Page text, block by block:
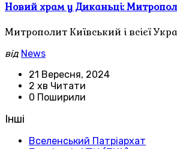
Новий храм у Диканьці:
Митрополит Київський і всієї
від News
21 Вересня, 2024
2 хв Читати
0 Поширили
Інші
Вселенський Патріархат